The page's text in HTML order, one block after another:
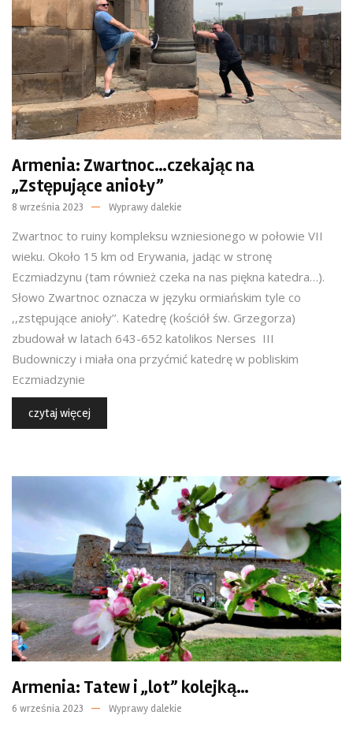
Armenia: Zwartnoc…czekając na
„Zstępujące anioły”
8 września 2023 Wyprawy dalekie
Zwartnoc to ruiny kompleksu wzniesionego w połowie VII
wieku. Około 15 km od Erywania, jadąc w stronę
Eczmiadzynu (tam również czeka na nas piękna katedra…).
Słowo Zwartnoc oznacza w języku ormiańskim tyle co
,,zstępujące anioły’’. Katedrę (kościół św. Grzegorza)
zbudował w latach 643-652 katolikos Nerses III
Budowniczy i miała ona przyćmić katedrę w pobliskim
Eczmiadzynie
czytaj więcej
Armenia: Tatew i „lot” kolejką…
6 września 2023 Wyprawy dalekie